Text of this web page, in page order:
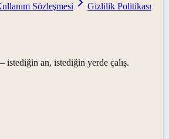
Sözleşmesi
Gizlilik Politikası
istediğin an, istediğin yerde çalış.